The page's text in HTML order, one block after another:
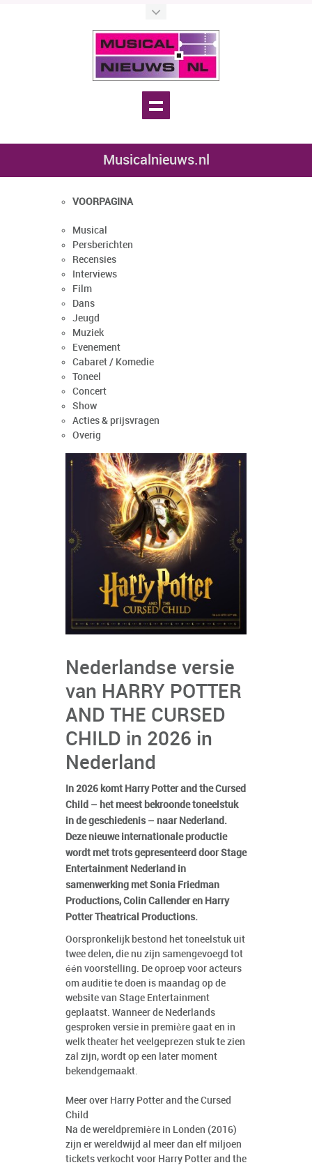
Musicalnieuws.nl
VOORPAGINA
Musical
Persberichten
Recensies
Interviews
Film
Dans
Jeugd
Muziek
Evenement
Cabaret / Komedie
Toneel
Concert
Show
Acties & prijsvragen
Overig
Nederlandse versie
van HARRY POTTER
AND THE CURSED
CHILD in 2026 in
Nederland
In 2026 komt Harry Potter and the Cursed
Child – het meest bekroonde toneelstuk
in de geschiedenis – naar Nederland.
Deze nieuwe internationale productie
wordt met trots gepresenteerd door Stage
Entertainment Nederland in
samenwerking met Sonia Friedman
Productions, Colin Callender en Harry
Potter Theatrical Productions.
Oorspronkelijk bestond het toneelstuk uit
twee delen, die nu zijn samengevoegd tot
één voorstelling. De oproep voor acteurs
om auditie te doen is maandag op de
website van Stage Entertainment
geplaatst. Wanneer de Nederlands
gesproken versie in première gaat en in
welk theater het veelgeprezen stuk te zien
zal zijn, wordt op een later moment
bekendgemaakt.
Meer over Harry Potter and the Cursed
Child
Na de wereldpremière in Londen (2016)
zijn er wereldwijd al meer dan elf miljoen
tickets verkocht voor Harry Potter and the